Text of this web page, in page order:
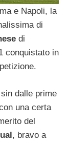
e Napoli, la
di
di
conquistato in
dalle prime
una certa
del
, bravo a